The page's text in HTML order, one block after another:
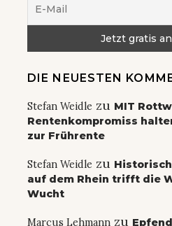
DIE NEUESTEN
Stefan Weidle zu MIT
Rentenkompromiss
zur Frührente
Stefan Weidle zu
auf dem Rhein trifft die
Wucht
Marcus Lehmann zu